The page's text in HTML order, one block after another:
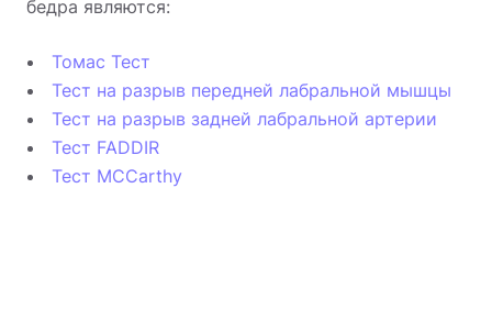
бедра являются:
Томас Тест
Тест на разрыв передней лабральной мышцы
Тест на разрыв задней лабральной артерии
Тест FADDIR
Тест MCCarthy